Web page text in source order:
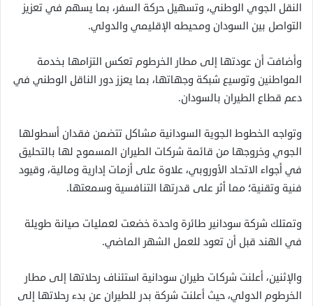
النقل الجوي الوطني، وتسهيل حركة السفر، بما يسهم في تعزيز
التواصل بين السودان ومحيطه الإقليمي والدولي.
وأضافت أن عودتها إلى مطار الخرطوم تعكس التزامها بخدمة
المواطنين وتوسيع شبكة وجهاتها، بما يعزز دور الناقل الوطني في
دعم قطاع الطيران بالسودان.
وتواجه الخطوط الجوية السودانية مشاكل تتضمن فقدان أسطولها
الجوي وخروجها من قائمة شركات الطيران المسموح لها بالتحليق
في أجواء الاتحاد الأوروبي، علاوة على أزمات إدارية ومالية، وقيود
فنية وتقنية؛ مما أثر على قدرتها التنافسية وسمعتها.
وتمتلك شركة سودانير طائرة واحدة خضعت لعمليات صيانة طويلة
في الهند قبل أن تعود للعمل الشهر الماضي.
والإثنين، أعلنت شركات طيران سودانية استئناف رحلاتها إلى مطار
الخرطوم الدولي، حيث أعلنت شركة بدر للطيران عن بدء رحلاتها إلى